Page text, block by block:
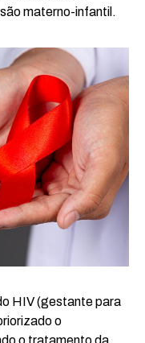
materno-infantil.
HIV (gestante para
o
o tratamento da